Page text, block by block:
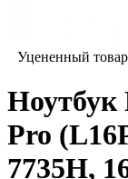
Уцененный товар
Ноутбук
Pro
7735H,